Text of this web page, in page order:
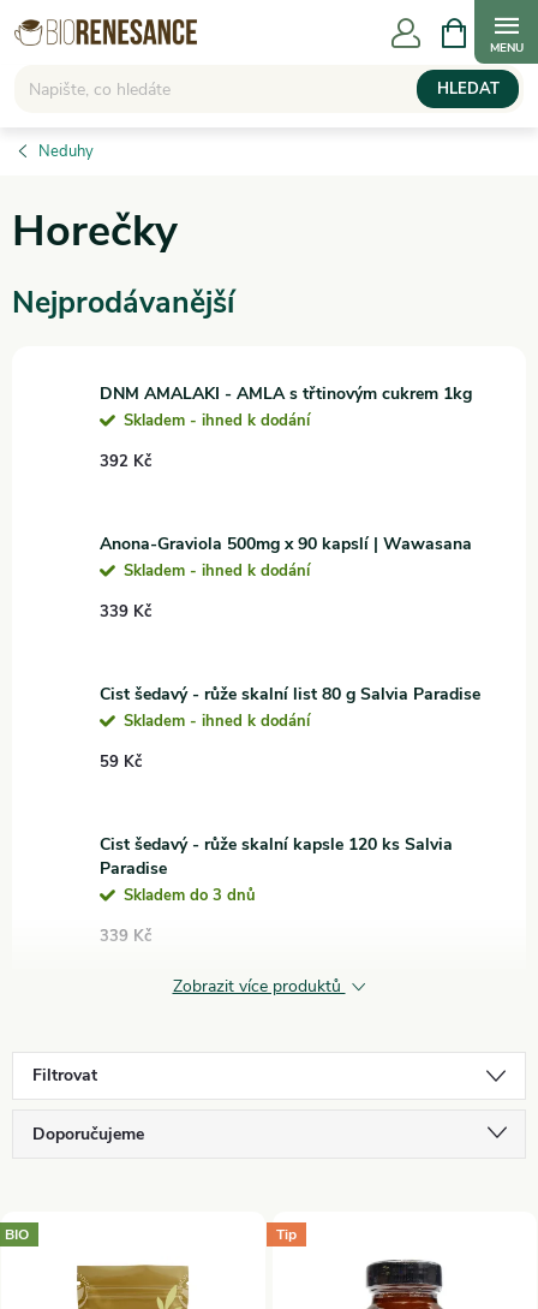
Přejít
na
HLEDAT
NÁKUPNÍ
KOŠÍK
Neduhy
Horečky
Nejprodávanější
DNM AMALAKI - AMLA s třtinovým cukrem 1kg
Skladem - ihned k dodání
392 Kč
Anona-Graviola 500mg x 90 kapslí | Wawasana
Skladem - ihned k dodání
339 Kč
Cist šedavý - růže skalní list 80 g Salvia Paradise
Skladem - ihned k dodání
59 Kč
Cist šedavý - růže skalní kapsle 120 ks Salvia
Paradise
Skladem do 3 dnů
339 Kč
Zobrazit více produktů
Filtrovat
Ř
z
Doporučujeme
Nejdražší
Nejprodávanější
V
BIO Tip